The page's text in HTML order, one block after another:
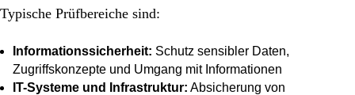
Typische Prüfbereiche sind:
Informationssicherheit: Schutz sensibler Daten,
Zugriffskonzepte und Umgang mit Informationen
IT-Systeme und Infrastruktur: Absicherung von